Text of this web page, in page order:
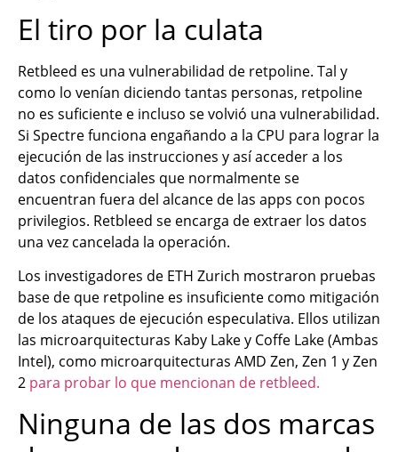
El tiro por la culata
Retbleed es una vulnerabilidad de retpoline. Tal y
como lo venían diciendo tantas personas, retpoline
no es suficiente e incluso se volvió una vulnerabilidad.
Si Spectre funciona engañando a la CPU para lograr la
ejecución de las instrucciones y así acceder a los
datos confidenciales que normalmente se
encuentran fuera del alcance de las apps con pocos
privilegios. Retbleed se encarga de extraer los datos
una vez cancelada la operación.
Los investigadores de ETH Zurich mostraron pruebas
base de que retpoline es insuficiente como mitigación
de los ataques de ejecución especulativa. Ellos utilizan
las microarquitecturas Kaby Lake y Coffe Lake (Ambas
Intel), como microarquitecturas AMD Zen, Zen 1 y Zen
2 para probar lo que mencionan de retbleed.
Ninguna de las dos marcas